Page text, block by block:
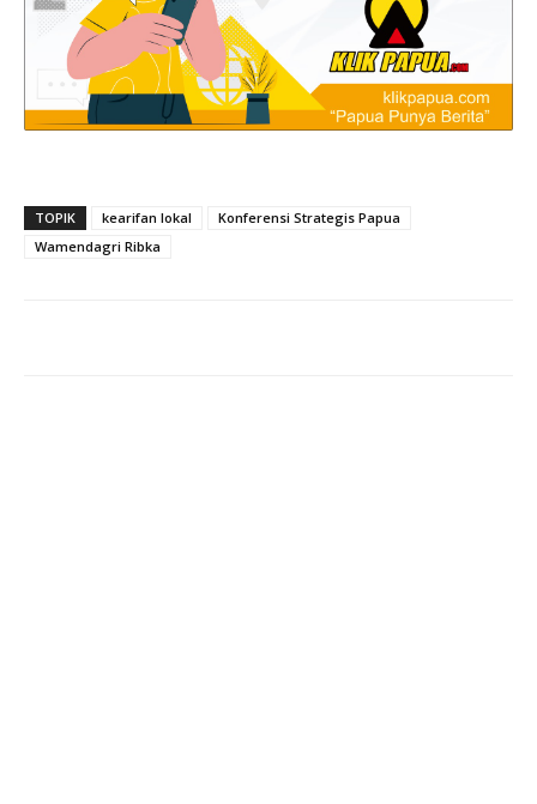
TOPIK kearifan lokal
Konferensi Strategis Papua
Wamendagri Ribka